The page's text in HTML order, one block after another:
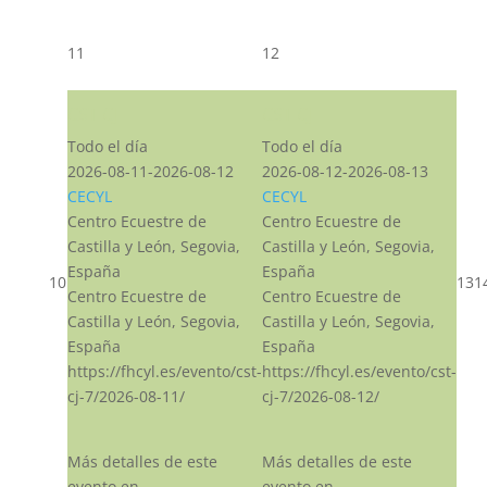
10
11
Todo el día
2026-08-11-2026-08-12
CECYL
Centro Ecuestre de
Castilla y León, Segovia,
España
Centro Ecuestre de
Castilla y León, Segovia,
España
https://fhcyl.es/evento/cst-
cj-7/2026-08-11/
Más detalles de este
12
Todo el día
2026-08-12-2026-08-13
CECYL
Centro Ecuestre de
Castilla y León, Segovia,
España
Centro Ecuestre de
Castilla y León, Segovia,
España
https://fhcyl.es/evento/cst-
cj-7/2026-08-12/
Más detalles de este
13